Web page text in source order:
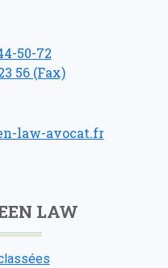
50-72
56 (Fax)
law-avocat.fr
LAW